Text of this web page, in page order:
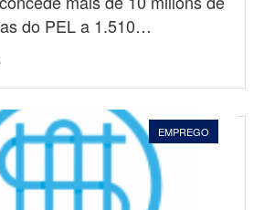
do PEL a 1.510…
EMPREGO